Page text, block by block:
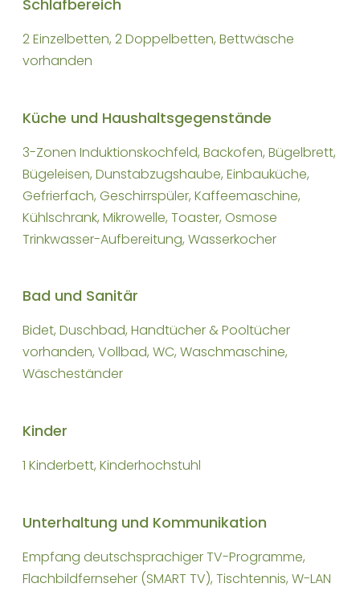
Schlafbereich
2 Einzelbetten, 2 Doppelbetten, Bettwäsche
vorhanden
Küche und Haushaltsgegenstände
3-Zonen Induktionskochfeld, Backofen, Bügelbrett,
Bügeleisen, Dunstabzugshaube, Einbauküche,
Gefrierfach, Geschirrspüler, Kaffeemaschine,
Kühlschrank, Mikrowelle, Toaster, Osmose
Trinkwasser-Aufbereitung, Wasserkocher
Bad und Sanitär
Bidet, Duschbad, Handtücher & Pooltücher
vorhanden, Vollbad, WC, Waschmaschine,
Wäscheständer
Kinder
1 Kinderbett, Kinderhochstuhl
Unterhaltung und Kommunikation
Empfang deutschsprachiger TV-Programme,
Flachbildfernseher (SMART TV), Tischtennis, W-LAN